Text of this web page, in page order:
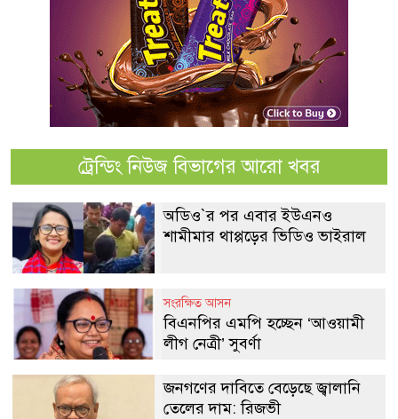
ট্রেন্ডিং নিউজ বিভাগের আরো খবর
অডিও‍‍`র পর এবার ইউএনও
শামীমার থাপ্পড়ের ভিডিও ভাইরাল
সংরক্ষিত আসন
বিএনপির এমপি হচ্ছেন ‘আওয়ামী
লীগ নেত্রী’ সুবর্ণা
জনগণের দাবিতে বেড়েছে জ্বালানি
তেলের দাম: রিজভী